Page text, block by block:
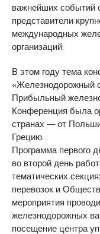
важнейших событий
представители
международных
организаций.
В этом году тема
«Железнодорожный
Прибыльный
Конференция была
странах — от
Грецию.
Программа первого
во второй день
тематических
перевозок и
мероприятия
железнодорожных
посещение центра